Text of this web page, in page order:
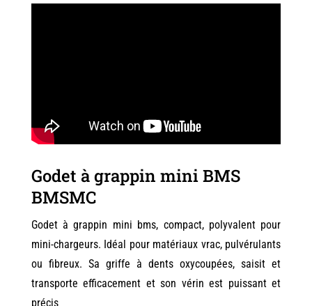
Godet à grappin mini BMS
BMSMC
Godet à grappin mini bms, compact, polyvalent pour
mini-chargeurs. Idéal pour matériaux vrac, pulvérulants
ou fibreux. Sa griffe à dents oxycoupées, saisit et
transporte efficacement et son vérin est puissant et
précis